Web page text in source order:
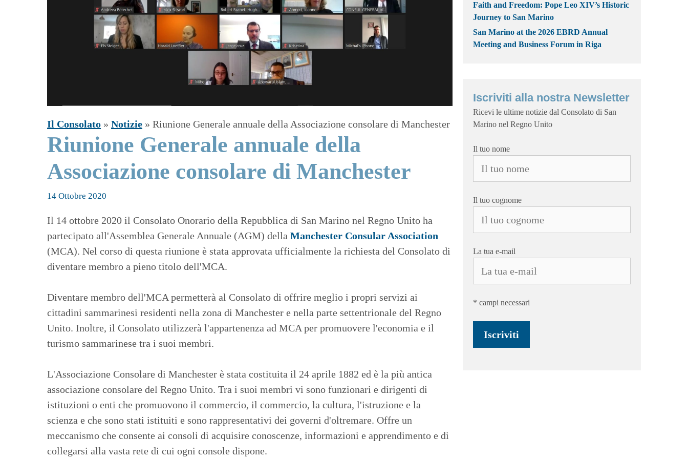
Il Consolato » Notizie » Riunione Generale annuale della Associazione consolare di Manchester
Riunione Generale annuale della
Associazione consolare di Manchester
14 Ottobre 2020
Il 14 ottobre 2020 il Consolato Onorario della Repubblica di San Marino nel Regno Unito ha
partecipato all'Assemblea Generale Annuale (AGM) della Manchester Consular Association
(MCA). Nel corso di questa riunione è stata approvata ufficialmente la richiesta del Consolato di
diventare membro a pieno titolo dell'MCA.
Diventare membro dell'MCA permetterà al Consolato di offrire meglio i propri servizi ai
cittadini sammarinesi residenti nella zona di Manchester e nella parte settentrionale del Regno
Unito. Inoltre, il Consolato utilizzerà l'appartenenza ad MCA per promuovere l'economia e il
turismo sammarinese tra i suoi membri.
L'Associazione Consolare di Manchester è stata costituita il 24 aprile 1882 ed è la più antica
associazione consolare del Regno Unito. Tra i suoi membri vi sono funzionari e dirigenti di
istituzioni o enti che promuovono il commercio, il commercio, la cultura, l'istruzione e la
scienza e che sono stati istituiti e sono rappresentativi dei governi d'oltremare. Offre un
meccanismo che consente ai consoli di acquisire conoscenze, informazioni e apprendimento e di
collegarsi alla vasta rete di cui ogni console dispone.
Faith and Freedom: Pope Leo XIV’s Historic
Journey to San Marino
San Marino at the 2026 EBRD Annual
Meeting and Business Forum in Riga
Iscriviti alla nostra Newsletter
Ricevi le ultime notizie dal Consolato di San
Marino nel Regno Unito
Il tuo nome
Il tuo cognome
La tua e-mail
* campi necessari